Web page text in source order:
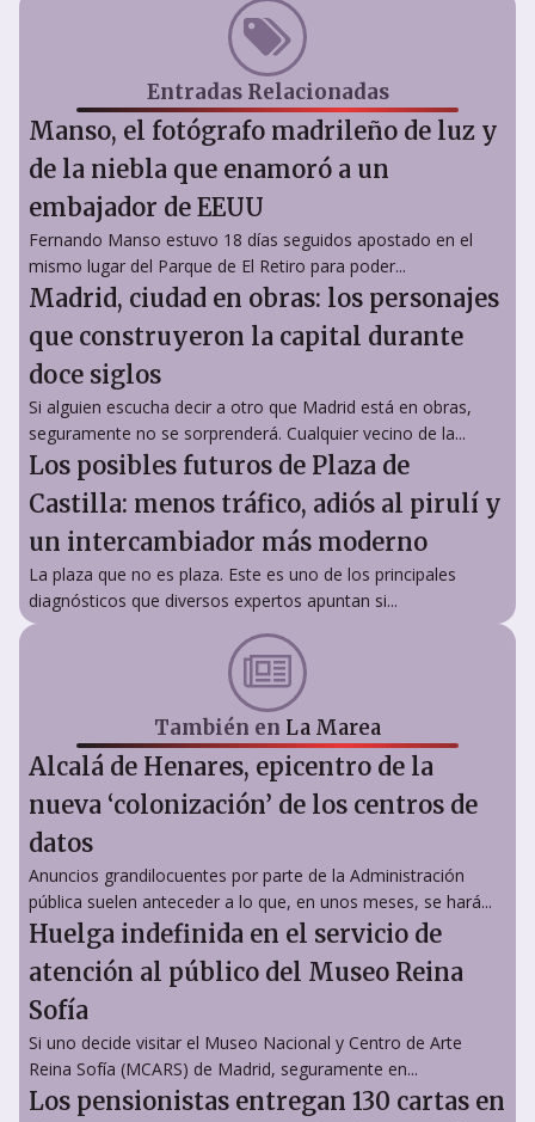
Entradas Relacionadas
Manso, el fotógrafo madrileño de luz y
de la niebla que enamoró a un
embajador de EEUU
Fernando Manso estuvo 18 días seguidos apostado en el
mismo lugar del Parque de El Retiro para poder...
Madrid, ciudad en obras: los personajes
que construyeron la capital durante
doce siglos
Si alguien escucha decir a otro que Madrid está en obras,
seguramente no se sorprenderá. Cualquier vecino de la...
Los posibles futuros de Plaza de
Castilla: menos tráfico, adiós al pirulí y
un intercambiador más moderno
La plaza que no es plaza. Este es uno de los principales
diagnósticos que diversos expertos apuntan si...
También en La Marea
Alcalá de Henares, epicentro de la
nueva ‘colonización’ de los centros de
datos
Anuncios grandilocuentes por parte de la Administración
pública suelen anteceder a lo que, en unos meses, se hará...
Huelga indefinida en el servicio de
atención al público del Museo Reina
Sofía
Si uno decide visitar el Museo Nacional y Centro de Arte
Reina Sofía (MCARS) de Madrid, seguramente en...
Los pensionistas entregan 130 cartas en